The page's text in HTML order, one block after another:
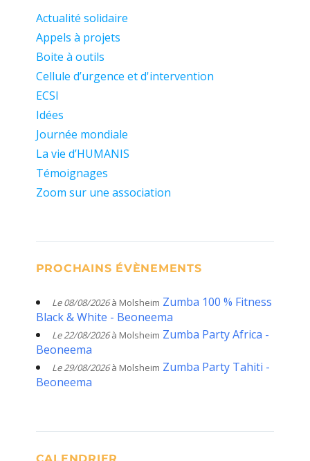
Actualité solidaire
Appels à projets
Boite à outils
Cellule d’urgence et d'intervention
ECSI
Idées
Journée mondiale
La vie d’HUMANIS
Témoignages
Zoom sur une association
PROCHAINS ÉVÈNEMENTS
Le 08/08/2026à Molsheim Zumba 100 % Fitness
Black & White - Beoneema
Le 22/08/2026à Molsheim Zumba Party Africa -
Beoneema
Le 29/08/2026à Molsheim Zumba Party Tahiti -
Beoneema